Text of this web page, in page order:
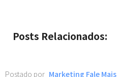
Posts Relacionados:
Marketing Fale Mais